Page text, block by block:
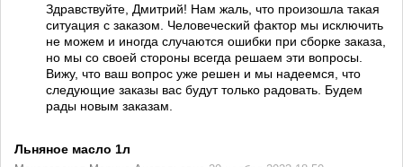
Здравствуйте, Дмитрий! Нам жаль, что произошла такая
ситуация с заказом. Человеческий фактор мы исключить
не можем и иногда случаются ошибки при сборке заказа,
но мы со своей стороны всегда решаем эти вопросы.
Вижу, что ваш вопрос уже решен и мы надеемся, что
следующие заказы вас будут только радовать. Будем
рады новым заказам.
Льняное масло 1л